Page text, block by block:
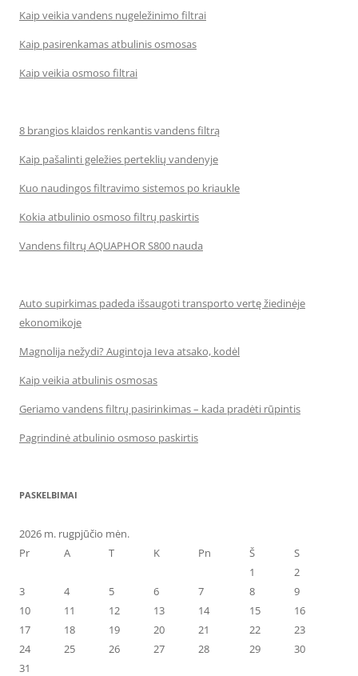
Kaip veikia vandens nugeležinimo filtrai
Kaip pasirenkamas atbulinis osmosas
Kaip veikia osmoso filtrai
8 brangios klaidos renkantis vandens filtrą
Kaip pašalinti geležies perteklių vandenyje
Kuo naudingos filtravimo sistemos po kriaukle
Kokia atbulinio osmoso filtrų paskirtis
Vandens filtrų AQUAPHOR S800 nauda
Auto supirkimas padeda išsaugoti transporto vertę žiedinėje
ekonomikoje
Magnolija nežydi? Augintoja Ieva atsako, kodėl
Kaip veikia atbulinis osmosas
Geriamo vandens filtrų pasirinkimas – kada pradėti rūpintis
Pagrindinė atbulinio osmoso paskirtis
PASKELBIMAI
2026 m. rugpjūčio mėn.
Pr
A T K Pn Š
S
1
2
3
4 5 6 7 8
9
10
11 12 13 14 15
16
17
18 19 20 21 22
23
24
25 26 27 28 29
30
31